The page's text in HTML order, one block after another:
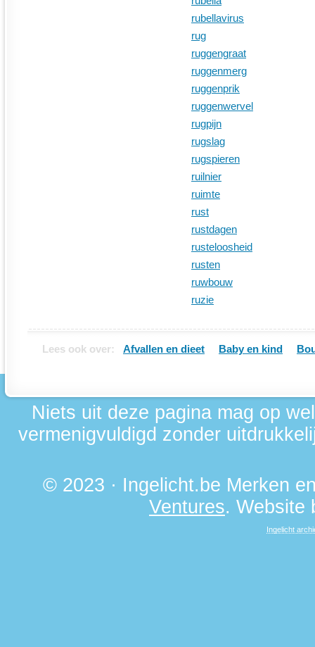
rubellavirus
rug
ruggengraat
ruggenmerg
ruggenprik
ruggenwervel
rugpijn
rugslag
rugspieren
ruilnier
ruimte
rust
rustdagen
rusteloosheid
rusten
ruwbouw
ruzie
Lees ook over: Afvallen en dieet Baby en kind
Niets uit deze pagina mag op
vermenigvuldigd zonder
© 2023 · Ingelicht.be Merken
Ventures. Website
Ingelicht